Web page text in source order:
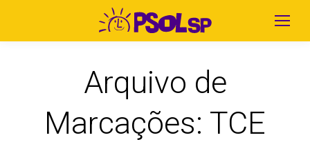
Arquivo de
Marcações: TCE